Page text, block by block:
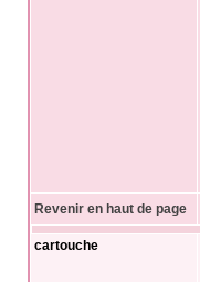
Revenir en haut de page
cartouche